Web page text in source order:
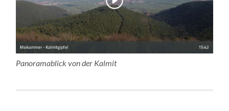
Panoramablick von der Kalmit